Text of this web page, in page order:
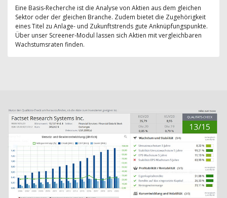
Eine Basis-Recherche ist die Analyse von Aktien aus dem gleichen
Sektor oder der gleichen Branche. Zudem bietet die Zugehörigkeit
eines Titel zu Anlage- und Zukunftstrends gute Anknüpfungspunkte.
Über unser Screener-Modul lassen sich Aktien mit vergleichbaren
Wachstumsraten finden.